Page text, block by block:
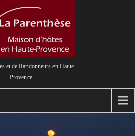
et de Randonneurs en Haute-
Provence